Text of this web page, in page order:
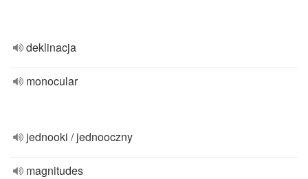
deklinacja
monocular
jednooki / jednooczny
magnitudes